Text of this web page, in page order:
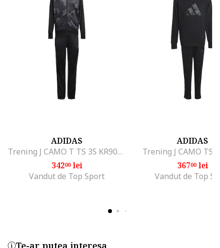
ADIDAS
Trening J CAMO T TS 3S KR9054
34200lei
Vandut de Top Sport
ADIDAS
Trening J CAMO TS
36700lei
Vandut de Top
Te-ar putea interesa